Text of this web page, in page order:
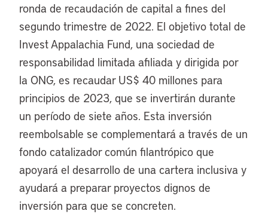
ronda de recaudación de capital a fines del
segundo trimestre de 2022. El objetivo total de
Invest Appalachia Fund, una sociedad de
responsabilidad limitada afiliada y dirigida por
la ONG, es recaudar US$ 40 millones para
principios de 2023, que se invertirán durante
un período de siete años. Esta inversión
reembolsable se complementará a través de un
fondo catalizador común filantrópico que
apoyará el desarrollo de una cartera inclusiva y
ayudará a preparar proyectos dignos de
inversión para que se concreten.